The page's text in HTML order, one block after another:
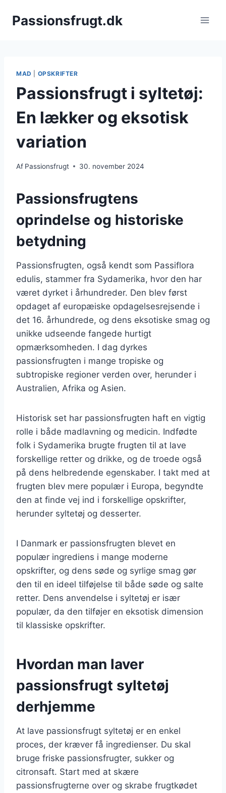
Passionsfrugt.dk
MAD OPSKRIFTER
Passionsfrugt i syltetøj:
En lækker og eksotisk
variation
Af Passionsfrugt 30. november 2024
Passionsfrugtens
oprindelse og historiske
betydning
Passionsfrugten, også kendt som Passiflora
edulis, stammer fra Sydamerika, hvor den har
været dyrket i århundreder. Den blev først
opdaget af europæiske opdagelsesrejsende i
det 16. århundrede, og dens eksotiske smag og
unikke udseende fangede hurtigt
opmærksomheden. I dag dyrkes
passionsfrugten i mange tropiske og
subtropiske regioner verden over, herunder i
Australien, Afrika og Asien.
Historisk set har passionsfrugten haft en vigtig
rolle i både madlavning og medicin. Indfødte
folk i Sydamerika brugte frugten til at lave
forskellige retter og drikke, og de troede også
på dens helbredende egenskaber. I takt med at
frugten blev mere populær i Europa, begyndte
den at finde vej ind i forskellige opskrifter,
herunder syltetøj og desserter.
I Danmark er passionsfrugten blevet en
populær ingrediens i mange moderne
opskrifter, og dens søde og syrlige smag gør
den til en ideel tilføjelse til både søde og salte
retter. Dens anvendelse i syltetøj er især
populær, da den tilføjer en eksotisk dimension
til klassiske opskrifter.
Hvordan man laver
passionsfrugt syltetøj
derhjemme
At lave passionsfrugt syltetøj er en enkel
proces, der kræver få ingredienser. Du skal
bruge friske passionsfrugter, sukker og
citronsaft. Start med at skære
passionsfrugterne over og skrabe frugtkødet